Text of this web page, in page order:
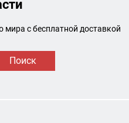
мира с бесплатной доставкой
Поиск